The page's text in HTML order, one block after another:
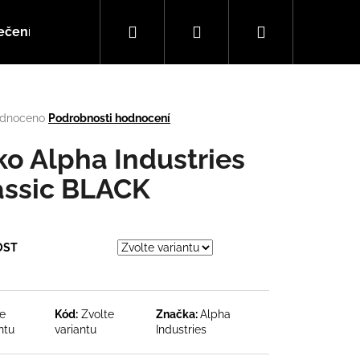
Hudba
Hledat PřihlášeníNákupní
Podrobnosti hodnocení
Alpha Industries
BLACK
Kód: Zvolte
variantu
Značka:Alpha
Industries
Následující